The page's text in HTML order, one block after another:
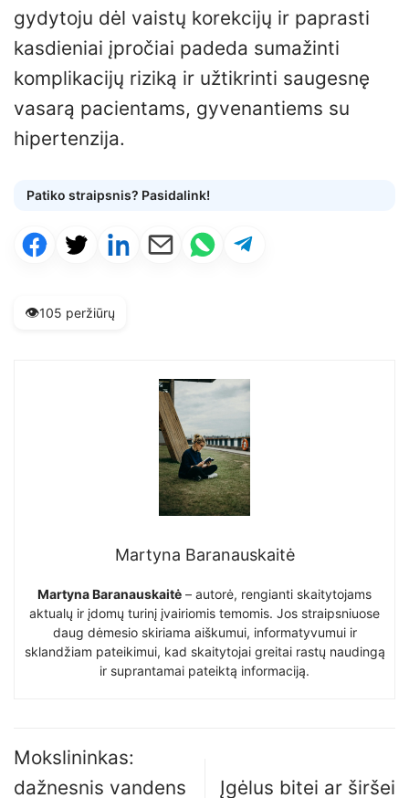
gydytoju dėl vaistų korekcijų ir paprasti
kasdieniai įpročiai padeda sumažinti
komplikacijų riziką ir užtikrinti saugesnę
vasarą pacientams, gyvenantiems su
hipertenzija.
Patiko straipsnis? Pasidalink!
👁️105 peržiūrų
Martyna Baranauskaitė
Martyna Baranauskaitė – autorė, rengianti skaitytojams
aktualų ir įdomų turinį įvairiomis temomis. Jos straipsniuose
daug dėmesio skiriama aiškumui, informatyvumui ir
sklandžiam pateikimui, kad skaitytojai greitai rastų naudingą
ir suprantamai pateiktą informaciją.
Mokslininkas:
dažnesnis vandens
Įgėlus bitei ar širšei